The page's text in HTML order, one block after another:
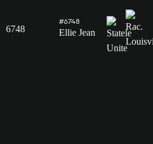
6748
#6748
Ellie Jean